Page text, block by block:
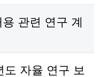
관련 연구 계
도 자율 연구 보